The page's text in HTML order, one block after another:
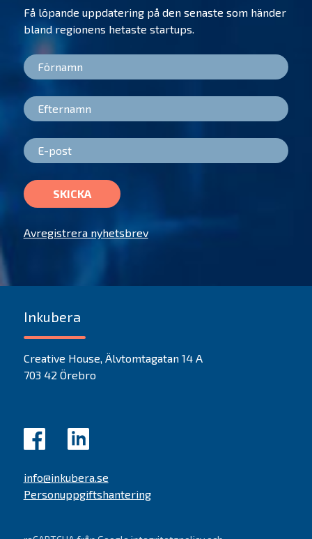
Få löpande uppdatering på den senaste som händer
bland regionens hetaste startups.
SKICKA
Avregistrera nyhetsbrev
Inkubera
Creative House, Älvtomtagatan 14 A
703 42 Örebro
info@inkubera.se
Personuppgiftshantering